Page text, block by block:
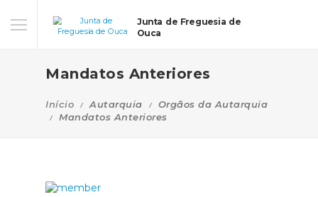
Junta de Freguesia de
Ouca
Mandatos Anteriores
Início Autarquia
Orgãos da Autarquia
Mandatos Anteriores